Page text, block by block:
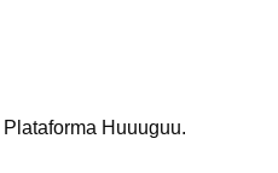
Plataforma Huuuguu.